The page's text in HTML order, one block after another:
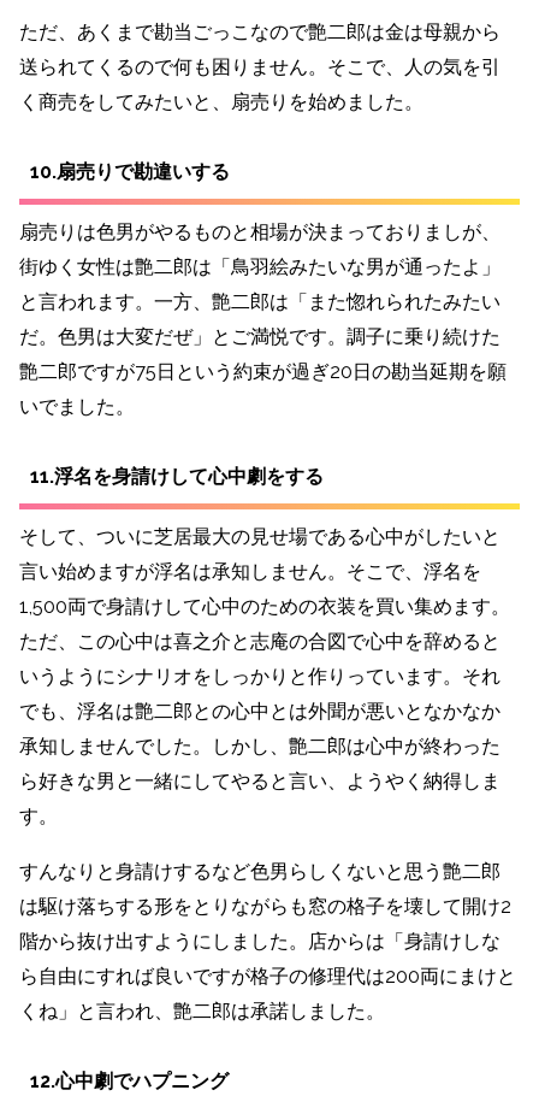
ただ、あくまで勘当ごっこなので艶二郎は金は母親から
送られてくるので何も困りません。そこで、人の気を引
く商売をしてみたいと、扇売りを始めました。
10.扇売りで勘違いする
扇売りは色男がやるものと相場が決まっておりましが、
街ゆく女性は艶二郎は「鳥羽絵みたいな男が通ったよ」
と言われます。一方、艶二郎は「また惚れられたみたい
だ。色男は大変だぜ」とご満悦です。調子に乗り続けた
艶二郎ですが75日という約束が過ぎ20日の勘当延期を願
いでました。
11.浮名を身請けして心中劇をする
そして、ついに芝居最大の見せ場である心中がしたいと
言い始めますが浮名は承知しません。 そこで、浮名を
1,500両で身請けして心中のための衣装を買い集めます。
ただ、この心中は喜之介と志庵の合図で心中を辞めると
いうようにシナリオをしっかりと作りっています。それ
でも、浮名は艶二郎との心中とは外聞が悪いとなかなか
承知しませんでした。しかし、艶二郎は心中が終わった
ら好きな男と一緒にしてやると言い、ようやく納得しま
す。
すんなりと身請けするなど色男らしくないと思う艶二郎
は駆け落ちする形をとりながらも窓の格子を壊して開け2
階から抜け出すようにしました。店からは「身請けしな
ら自由にすれば良いですが格子の修理代は200両にまけと
くね」と言われ、艶二郎は承諾しました。
12.心中劇でハプニング